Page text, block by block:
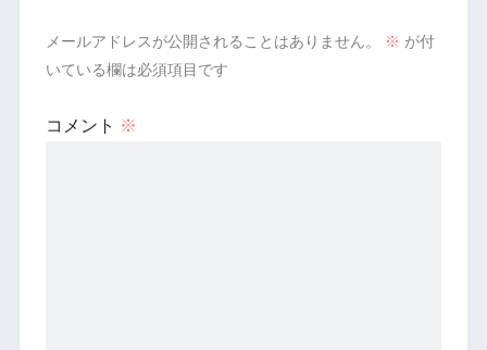
メールアドレスが公開されることはありません。 ※ が付
いている欄は必須項目です
コメント ※